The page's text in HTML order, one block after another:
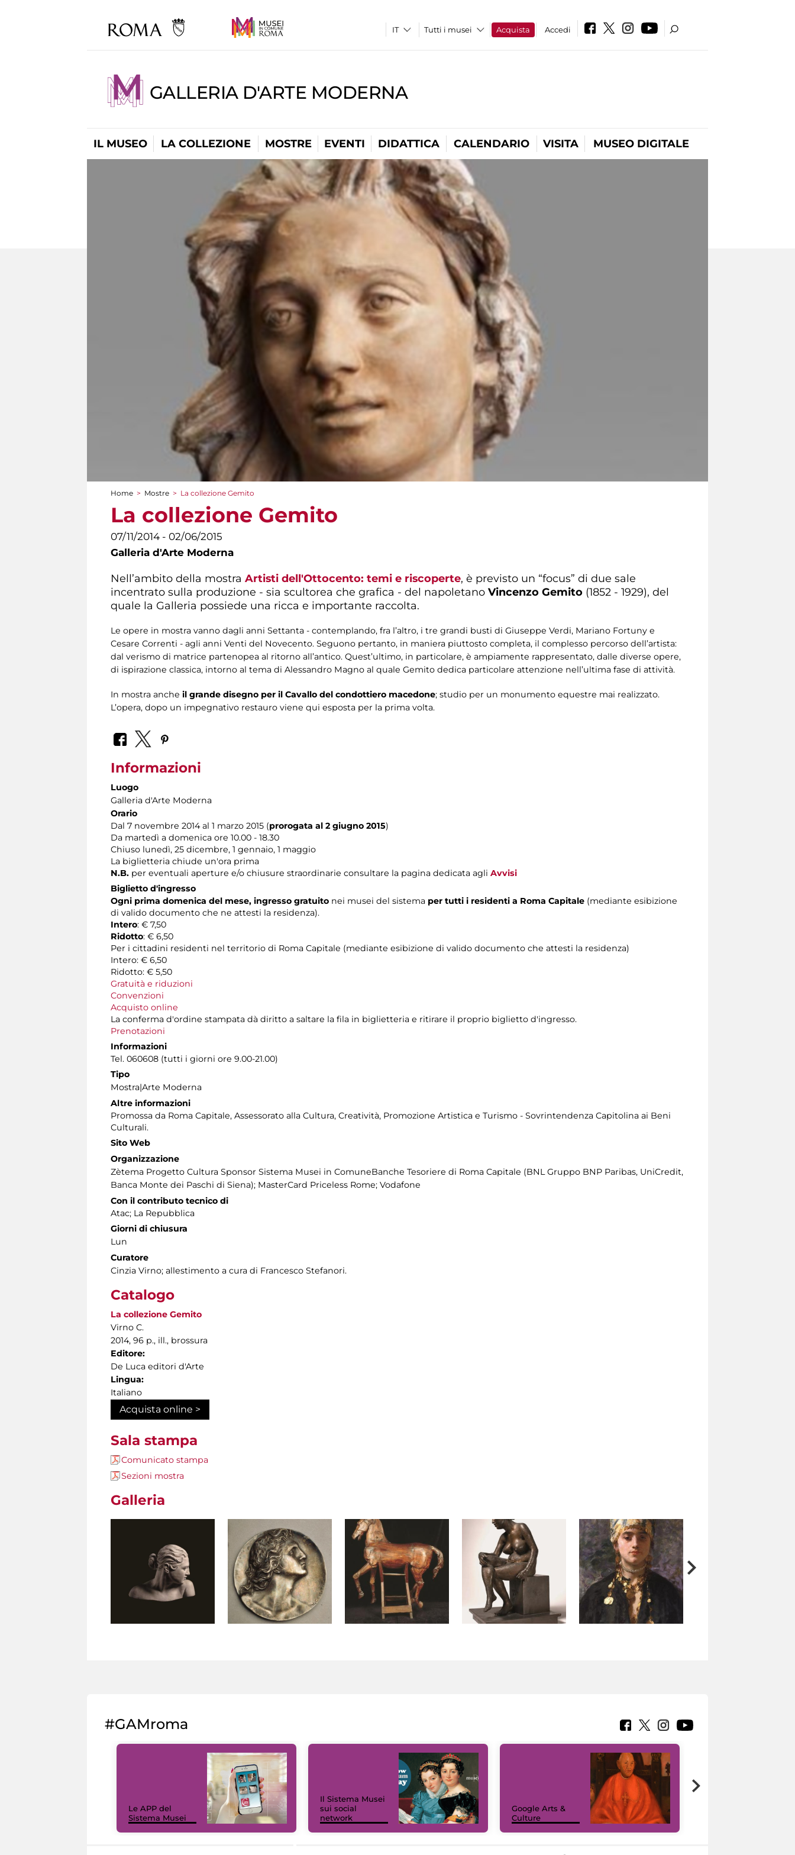
Tutti i musei Acquista Accedi
GALLERIA D'ARTE MODERNA
IL MUSEO LA COLLEZIONE MOSTRE EVENTI DIDATTICA CALENDARIO VISITA MUSEO DIGITALE
Tu sei qui
Home > Mostre > La collezione Gemito
La collezione Gemito
07/11/2014 - 02/06/2015
Galleria d'Arte Moderna
Nell’ambito della mostra Artisti dell'Ottocento: temi e riscoperte, è previsto un “focus” di due sale
incentrato sulla produzione - sia scultorea che grafica - del napoletano Vincenzo Gemito (1852 - 1929), del
quale la Galleria possiede una ricca e importante raccolta.
Le opere in mostra vanno dagli anni Settanta - contemplando, fra l’altro, i tre grandi busti di Giuseppe Verdi, Mariano Fortuny e
Cesare Correnti - agli anni Venti del Novecento. Seguono pertanto, in maniera piuttosto completa, il complesso percorso dell’artista:
dal verismo di matrice partenopea al ritorno all’antico. Quest’ultimo, in particolare, è ampiamente rappresentato, dalle diverse opere,
di ispirazione classica, intorno al tema di Alessandro Magno al quale Gemito dedica particolare attenzione nell’ultima fase di attività.
In mostra anche il grande disegno per il Cavallo del condottiero macedone; studio per un monumento equestre mai realizzato.
L’opera, dopo un impegnativo restauro viene qui esposta per la prima volta.
Informazioni
Luogo
Galleria d'Arte Moderna
Orario
Dal 7 novembre 2014 al 1 marzo 2015 (prorogata al 2 giugno 2015)
Da martedì a domenica ore 10.00 - 18.30
Chiuso lunedì, 25 dicembre, 1 gennaio, 1 maggio
La biglietteria chiude un'ora prima
N.B. per eventuali aperture e/o chiusure straordinarie consultare la pagina dedicata agli Avvisi
Biglietto d'ingresso
Ogni prima domenica del mese, ingresso gratuito nei musei del sistema per tutti i residenti a Roma Capitale (mediante esibizione
di valido documento che ne attesti la residenza).
Intero: € 7,50
Ridotto: € 6,50
Per i cittadini residenti nel territorio di Roma Capitale (mediante esibizione di valido documento che attesti la residenza)
Intero: € 6,50
Ridotto: € 5,50
Gratuità e riduzioni
Convenzioni
Acquisto online
La conferma d'ordine stampata dà diritto a saltare la fila in biglietteria e ritirare il proprio biglietto d'ingresso.
Prenotazioni
Informazioni
Tel. 060608 (tutti i giorni ore 9.00-21.00)
Tipo
Mostra|Arte Moderna
Altre informazioni
Promossa da Roma Capitale, Assessorato alla Cultura, Creatività, Promozione Artistica e Turismo - Sovrintendenza Capitolina ai Beni
Culturali.
Sito Web
Organizzazione
Zètema Progetto Cultura Sponsor Sistema Musei in ComuneBanche Tesoriere di Roma Capitale (BNL Gruppo BNP Paribas, UniCredit,
Banca Monte dei Paschi di Siena); MasterCard Priceless Rome; Vodafone
Con il contributo tecnico di
Atac; La Repubblica
Giorni di chiusura
Lun
Curatore
Cinzia Virno; allestimento a cura di Francesco Stefanori.
Catalogo
La collezione Gemito
Virno C.
2014, 96 p., ill., brossura
Editore:
De Luca editori d'Arte
Lingua:
Italiano
Acquista online >
Sala stampa
Comunicato stampa
Sezioni mostra
Galleria
#GAMroma
Le APP del
Sistema Musei
Il Sistema Musei
sui social
network
Google Arts &
Culture